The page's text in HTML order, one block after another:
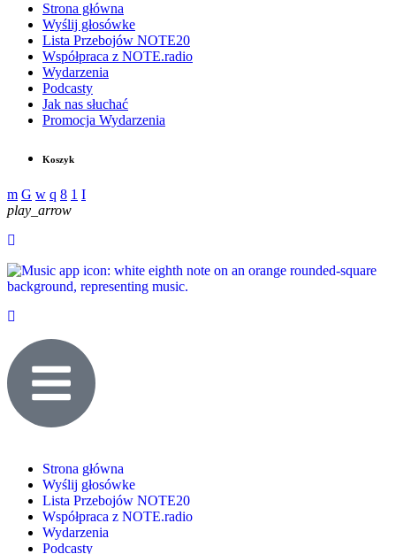
Strona główna
Wyślij głosówke
Lista Przebojów NOTE20
Współpraca z NOTE.radio
Wydarzenia
Podcasty
Jak nas słuchać
Promocja Wydarzenia
Koszyk
play_arrow
Strona główna
Wyślij głosówke
Lista Przebojów NOTE20
Współpraca z NOTE.radio
Wydarzenia
Podcasty